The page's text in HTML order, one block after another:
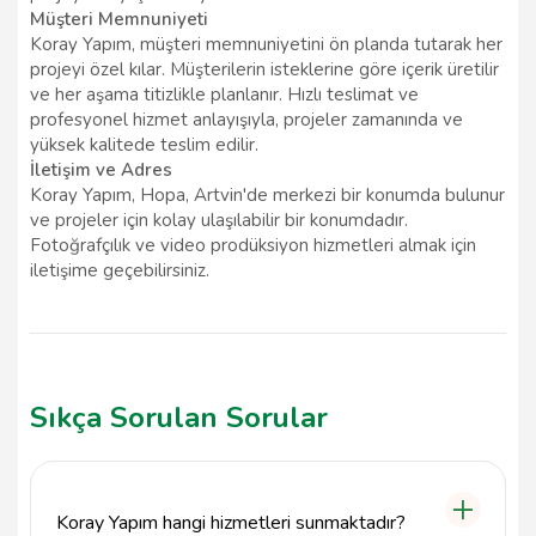
Müşteri Memnuniyeti
Koray Yapım, müşteri memnuniyetini ön planda tutarak her
projeyi özel kılar. Müşterilerin isteklerine göre içerik üretilir
ve her aşama titizlikle planlanır. Hızlı teslimat ve
profesyonel hizmet anlayışıyla, projeler zamanında ve
yüksek kalitede teslim edilir.
İletişim ve Adres
Koray Yapım, Hopa, Artvin'de merkezi bir konumda bulunur
ve projeler için kolay ulaşılabilir bir konumdadır.
Fotoğrafçılık ve video prodüksiyon hizmetleri almak için
iletişime geçebilirsiniz.
Sıkça Sorulan Sorular
Koray Yapım hangi hizmetleri sunmaktadır?